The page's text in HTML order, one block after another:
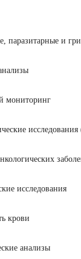
паразитарные и
мониторинг
исследования
исследования
крови
анализы